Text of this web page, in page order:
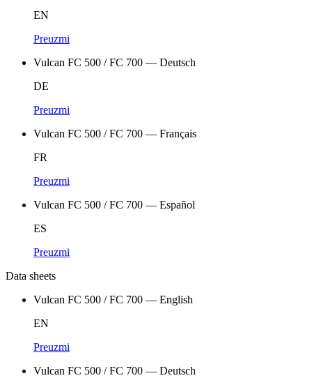
EN
Preuzmi
Vulcan FC 500 / FC 700 — Deutsch
DE
Preuzmi
Vulcan FC 500 / FC 700 — Français
FR
Preuzmi
Vulcan FC 500 / FC 700 — Español
ES
Preuzmi
Data sheets
Vulcan FC 500 / FC 700 — English
EN
Preuzmi
Vulcan FC 500 / FC 700 — Deutsch